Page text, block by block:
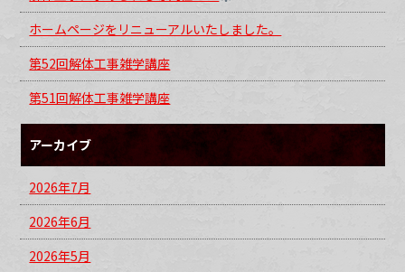
ホームページをリニューアルいたしました。
第52回解体工事雑学講座
第51回解体工事雑学講座
アーカイブ
2026年7月
2026年6月
2026年5月